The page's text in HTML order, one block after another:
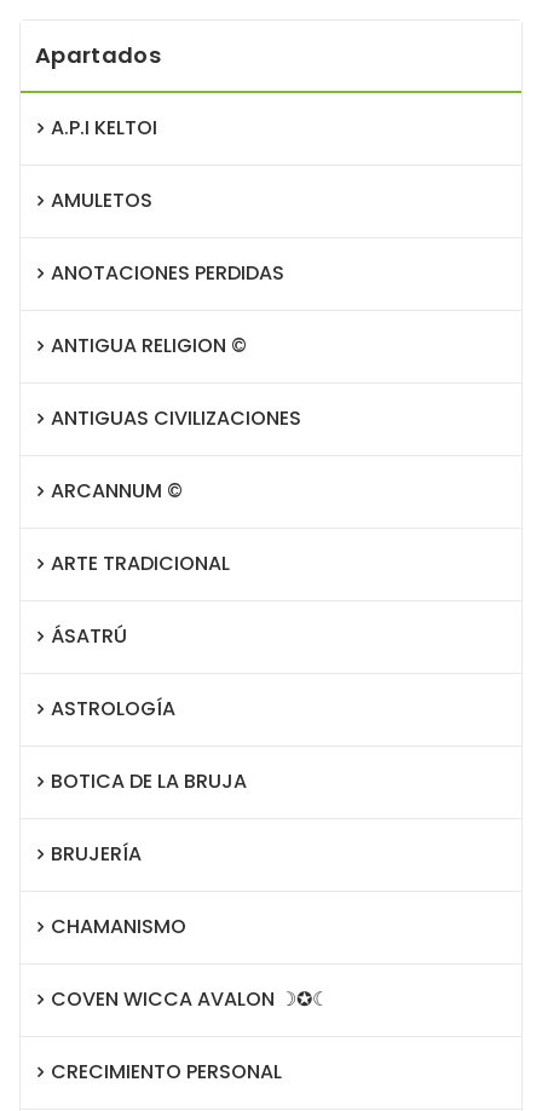
Apartados
A.P.I KELTOI
AMULETOS
ANOTACIONES PERDIDAS
ANTIGUA RELIGION ©
ANTIGUAS CIVILIZACIONES
ARCANNUM ©
ARTE TRADICIONAL
ÁSATRÚ
ASTROLOGÍA
BOTICA DE LA BRUJA
BRUJERÍA
CHAMANISMO
COVEN WICCA AVALON ☽✪☾
CRECIMIENTO PERSONAL